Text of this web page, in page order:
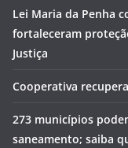
Lei Maria da Penha
fortaleceram
Justiça
Cooperativa
273 municípios
saneamento; saiba